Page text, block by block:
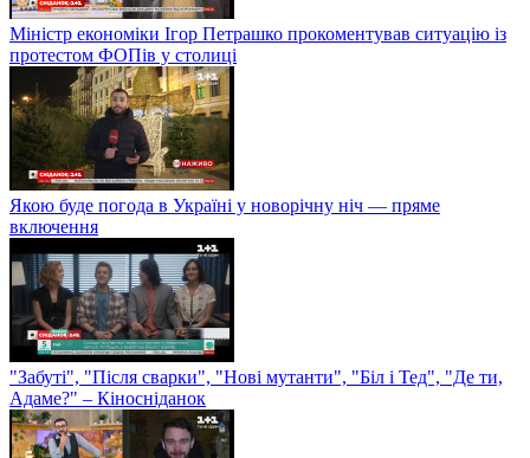
Міністр економіки Ігор Петрашко прокоментував ситуацію із
протестом ФОПів у столиці
Якою буде погода в Україні у новорічну ніч — пряме
включення
"Забуті", "Після сварки", "Нові мутанти", "Біл і Тед", "Де ти,
Адаме?" – Кіносніданок